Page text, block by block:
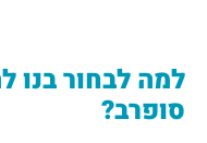
למה לבחור בנו
סופרב?